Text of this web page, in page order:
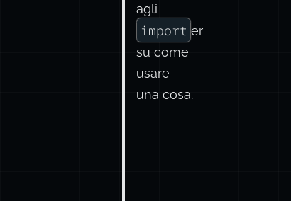
agli
import er
su come
usare
una cosa.